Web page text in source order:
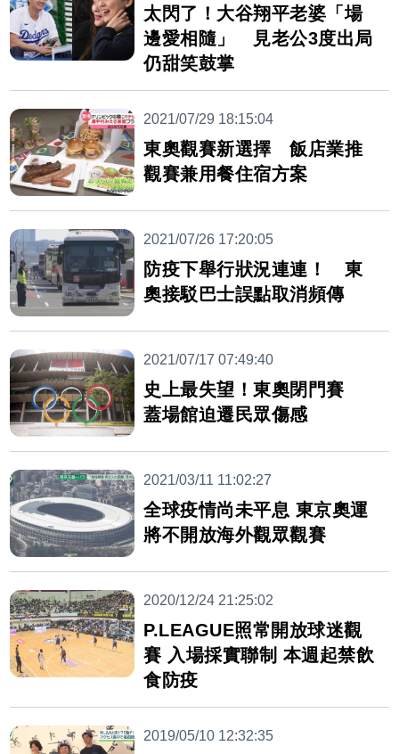
太閃了！大谷翔平老婆「場
邊愛相隨」 見老公3度出局
仍甜笑鼓掌
2021/07/29 18:15:04
東奧觀賽新選擇 飯店業推
觀賽兼用餐住宿方案
2021/07/26 17:20:05
防疫下舉行狀況連連！ 東
奧接駁巴士誤點取消頻傳
2021/07/17 07:49:40
史上最失望！東奧閉門賽
蓋場館迫遷民眾傷感
2021/03/11 11:02:27
全球疫情尚未平息 東京奧運
將不開放海外觀眾觀賽
2020/12/24 21:25:02
P.LEAGUE照常開放球迷觀
賽 入場採實聯制 本週起禁飲
食防疫
2019/05/10 12:32:35